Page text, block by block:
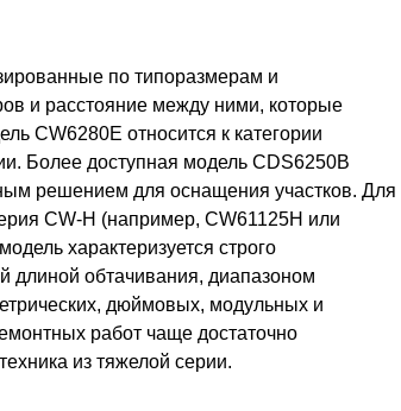
по типоразмерам и
и расстояние между ними, которые
CW6280E относится к категории
Более доступная модель CDS6250B
решением для оснащения участков. Для
CW-H (например, CW61125H или
характеризуется строго
длиной обтачивания, диапазоном
дюймовых, модульных и
работ чаще достаточно
из тяжелой серии.